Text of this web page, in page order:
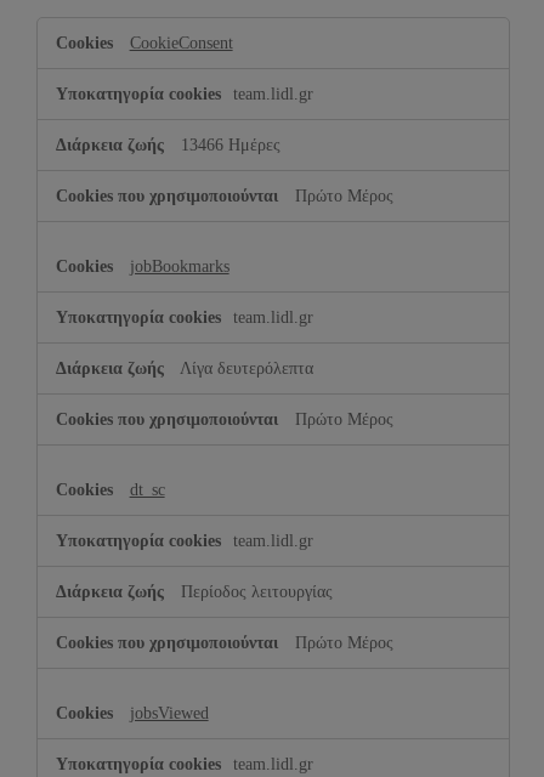
απαραίτητα
CookieConsent
team.lidl.gr
13466 Ημέρες
Πρώτο Μέρος
jobBookmarks
team.lidl.gr
Λίγα δευτερόλεπτα
Πρώτο Μέρος
dt_sc
team.lidl.gr
Περίοδος λειτουργίας
Πρώτο Μέρος
jobsViewed
team.lidl.gr